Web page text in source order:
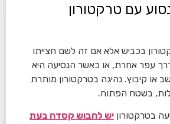
עם טרקטורון
בכביש אלא אם זה לשם חצייתו
עפר אחרת, או כאשר הנסיעה היא
או קיבוץ. נהיגה בטרקטורון מותרת
בשטח הפתוח.
בטרקטורון יש לחבוש קסדה בעת